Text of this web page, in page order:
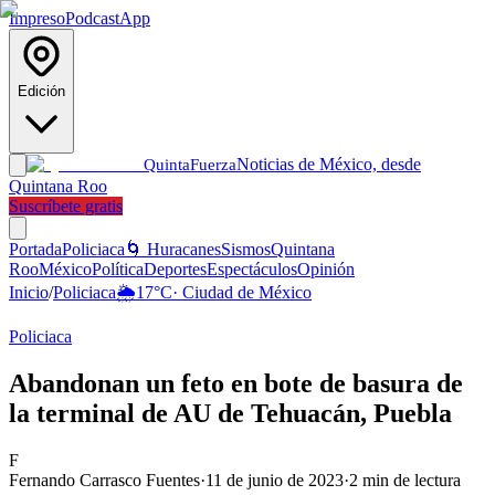
ImpresoPodcastApp
Edición
QuintaFuerzaNoticias de México, desde
Quintana Roo
Suscríbete gratis
PortadaPoliciaca 🌀 HuracanesSismosQuintana
RooMéxicoPolíticaDeportesEspectáculosOpinión
Inicio/Policiaca🌦️17°C· Ciudad de México
Policiaca
Abandonan un feto en bote de basura de
la terminal de AU de Tehuacán, Puebla
F
Fernando Carrasco Fuentes·11 de junio de 2023·2 min de lectura